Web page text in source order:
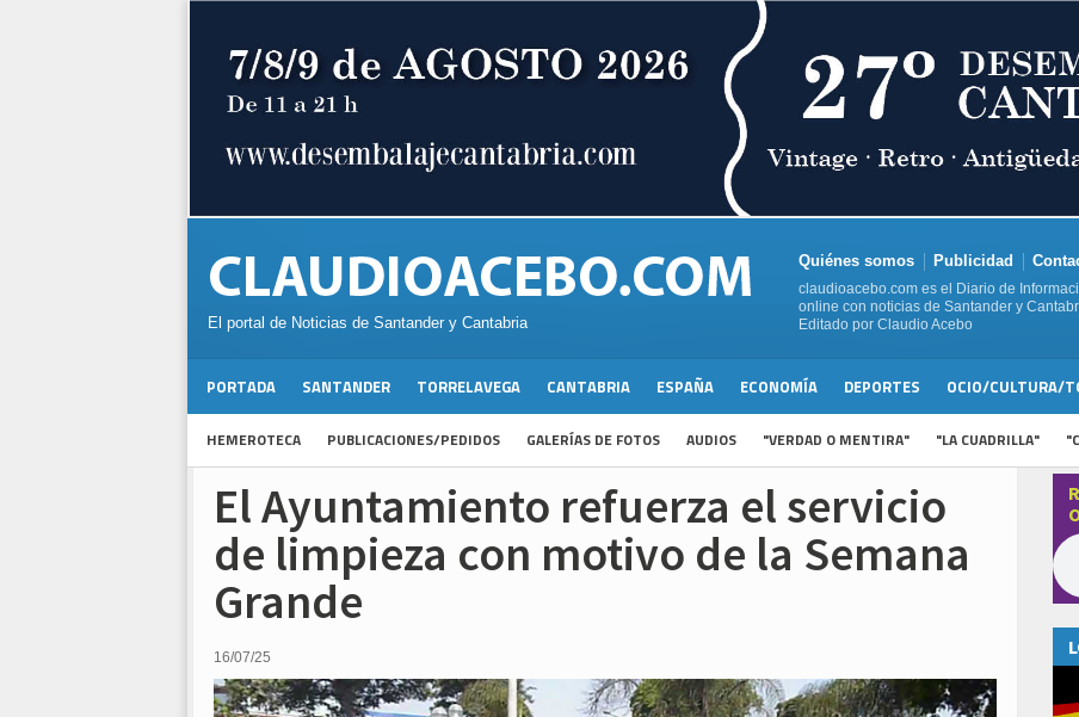
El portal de Noticias de Santander y Cantabria
Quiénes somos Publicidad
claudioacebo.com es el Diario de
online con noticias de Santander y
Editado por Claudio Acebo
PORTADA SANTANDER TORRELAVEGA CANTABRIA ESPAÑA ECONOMÍA DEPORTES OCIO/CULTURA/
HEMEROTECA PUBLICACIONES/PEDIDOS GALERÍAS DE FOTOS AUDIOS "VERDAD O MENTIRA" "LA CUADRILLA"
El Ayuntamiento refuerza el servicio
de limpieza con motivo de la Semana
Grande
16/07/25